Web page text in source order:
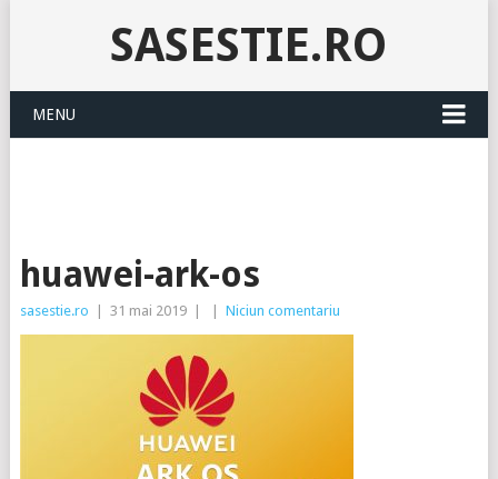
SASESTIE.RO
MENU
huawei-ark-os
sasestie.ro 31 mai 2019 Niciun comentariu